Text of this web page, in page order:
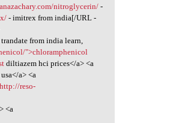
nitroglycerin/ -
- imitrex from india[/URL -
from india learn,
">chloramphenicol
diltiazem hci prices</a> <a
a> <a
http://reso-
<a